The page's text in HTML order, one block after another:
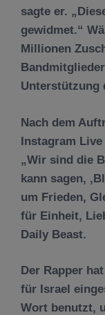
sagte er.
gewidmet.“
Millionen
Unterstützung
Nach dem
Instagram
„Wir sind die
kann sagen,
um Frieden,
für Einheit,
Daily Beast.
Der Rapper
für Israel
Wort benutzt,